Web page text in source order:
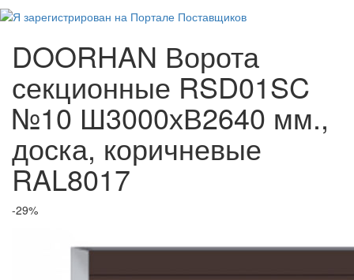
DOORHAN Ворота
секционные RSD01SC
№10 Ш3000хВ2640 мм.,
доска, коричневые
RAL8017
-29%